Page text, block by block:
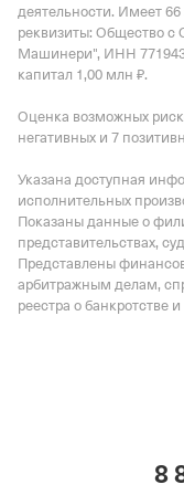
деятельности. Имеет 66
реквизиты: Общество с
Машинери", ИНН
капитал 1,00 млн ₽.
Оценка возможных
негативных и 7
Указана доступная
исполнительных
Показаны данные о
представительствах,
Представлены
арбитражным делам,
реестра о банкротстве
8